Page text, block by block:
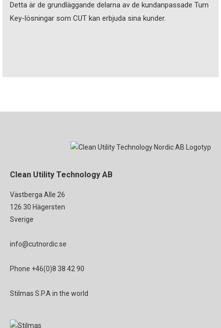
Detta är de grundläggande delarna av de kundanpassade Turn
Key-lösningar som CUT kan erbjuda sina kunder.
Clean Utility Technology AB
Västberga Alle 26
126 30 Hägersten
Sverige
info@cutnordic.se
Phone +46(0)8 38 42 90
Stilmas S.P.A in the world